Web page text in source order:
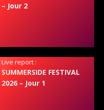
– Jour 2
Live report :
SUMMERSIDE FESTIVAL
2026 – Jour 1